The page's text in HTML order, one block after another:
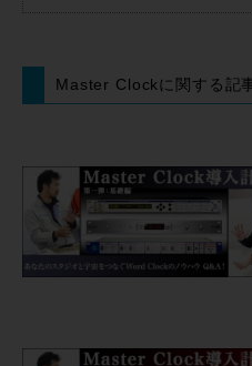
Master Clockに関する記